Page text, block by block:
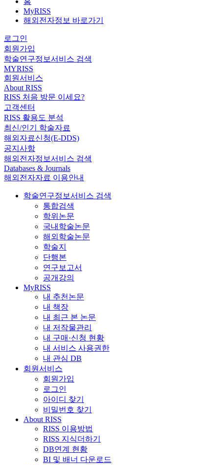
MyRISS
해외전자정보 바로가기
로그인
회원가입
학술연구정보서비스 검색
MYRISS
회원서비스
About RISS
RISS 처음 방문 이세요?
고객센터
RISS 활용도 분석
최신/인기 학술자료
해외자료신청(E-DDS)
공지사항
해외전자정보서비스 검색
Databases & Journals
해외전자자료 이용안내
학술연구정보서비스 검색
통합검색
학위논문
국내학술논문
해외학술논문
학술지
단행본
연구보고서
공개강의
MyRISS
내 추천논문
내 책장
내 최근 본 논문
내 저작물관리
내 구매·신청 현황
내 서비스 사용권한
내 관심 DB
회원서비스
회원가입
로그인
아이디 찾기
비밀번호 찾기
About RISS
RISS 이용방법
RISS 지식더하기
DB연계 현황
BI 및 배너 다운로드